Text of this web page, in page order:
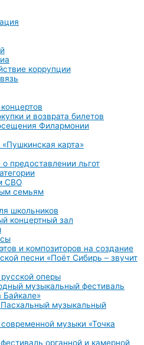
коррупции
и возврата билетов
Филармонии
карта»
предоставлении льгот
СВО
семьям
школьников
концертный зал
и композиторов на создание
песни «Поёт Сибирь – звучит
оперы
музыкальный фестиваль
Байкале»
музыкальный
музыки «Точка
органной и камерной